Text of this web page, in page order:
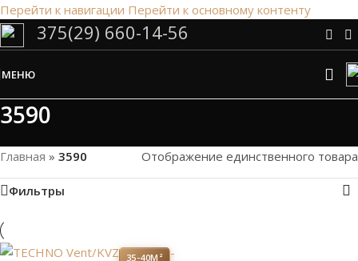
Перейти к навигации Перейти к основному контенту
Сэкономим Ваше время на подбор
Рассчитаем мощность | Предложим от 3х вариантов | В
наличии и под заказ
375(29) 660-14-56
МЕНЮ
3590
Главная » 3590 Отображение единственного товара
Фильтры
35-40М²